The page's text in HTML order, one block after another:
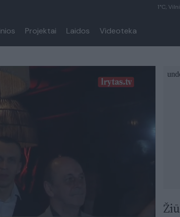
1°C,
Projektai Laidos Videoteka